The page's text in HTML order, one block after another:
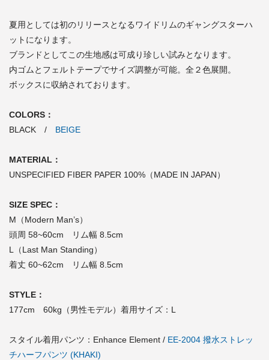
夏用としては初のリリースとなるワイドリムのギャングスターハ
ットになります。
ブランドとしてこの生地感は可成り珍しい試みとなります。
内ゴムとフェルトテープでサイズ調整が可能。全２色展開。
ボックスに収納されております。
COLORS：
BLACK / BEIGE
MATERIAL：
UNSPECIFIED FIBER PAPER 100%（MADE IN JAPAN）
SIZE SPEC：
M（Modern Man’s）
頭周 58~60cm リム幅 8.5cm
L（Last Man Standing）
着丈 60~62cm リム幅 8.5cm
STYLE：
177cm 60kg（男性モデル）着用サイズ：L
スタイル着用パンツ：Enhance Element / EE-2004 撥水ストレッ
チハーフパンツ (KHAKI)